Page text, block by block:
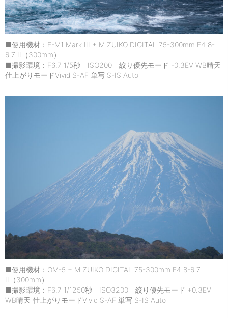
■使用機材：E-M1 Mark III + M.ZUIKO DIGITAL 75-300mm F4.8-
6.7 II（300mm）
■撮影環境：F6.7 1/5秒 ISO200 絞り優先モード -0.3EV WB晴天
仕上がりモードVivid S-AF 単写 S-IS Auto
■使用機材：OM-5 + M.ZUIKO DIGITAL 75-300mm F4.8-6.7
II（300mm）
■撮影環境：F6.7 1/1250秒 ISO3200 絞り優先モード +0.3EV
WB晴天 仕上がりモードVivid S-AF 単写 S-IS Auto